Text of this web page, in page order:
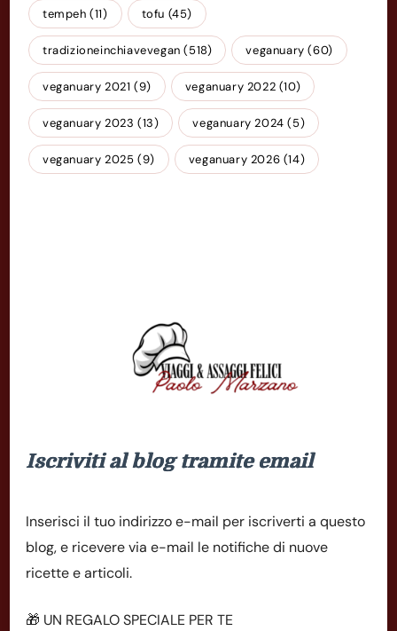
tempeh (11) tofu (45)
tradizioneinchiavevegan (518) veganuary (60)
veganuary 2021 (9) veganuary 2022 (10)
veganuary 2023 (13) veganuary 2024 (5)
veganuary 2025 (9) veganuary 2026 (14)
Iscriviti al blog tramite email
Inserisci il tuo indirizzo e-mail per iscriverti a questo
blog, e ricevere via e-mail le notifiche di nuove
ricette e articoli.
🎁 UN REGALO SPECIALE PER TE